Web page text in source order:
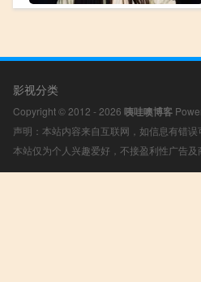
影视分类
Copyright © 2012 - 2026 咦哇噢博客
声明：本站内容来自互联网，如信息有错
本站仅为个人兴趣爱好，不接盈利性广告及